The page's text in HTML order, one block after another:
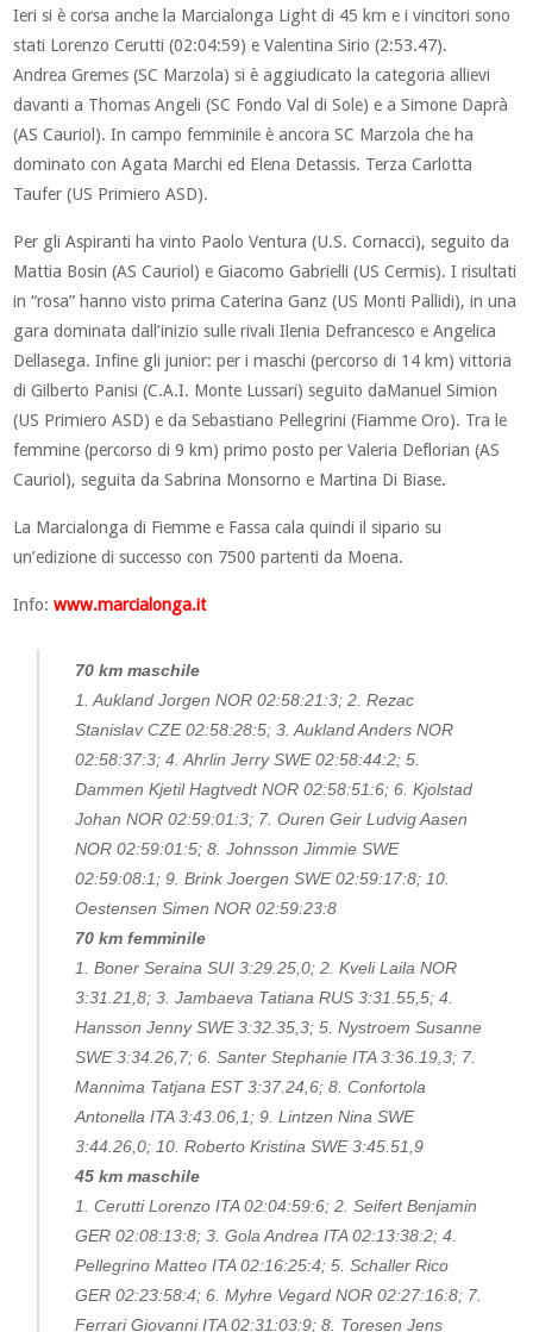
Ieri si è corsa anche la Marcialonga Light di 45 km e i vincitori sono
stati Lorenzo Cerutti (02:04:59) e Valentina Sirio (2:53.47).
Andrea Gremes (SC Marzola) si è aggiudicato la categoria allievi
davanti a Thomas Angeli (SC Fondo Val di Sole) e a Simone Daprà
(AS Cauriol). In campo femminile è ancora SC Marzola che ha
dominato con Agata Marchi ed Elena Detassis. Terza Carlotta
Taufer (US Primiero ASD).
Per gli Aspiranti ha vinto Paolo Ventura (U.S. Cornacci), seguito da
Mattia Bosin (AS Cauriol) e Giacomo Gabrielli (US Cermis). I risultati
in “rosa” hanno visto prima Caterina Ganz (US Monti Pallidi), in una
gara dominata dall’inizio sulle rivali Ilenia Defrancesco e Angelica
Dellasega. Infine gli junior: per i maschi (percorso di 14 km) vittoria
di Gilberto Panisi (C.A.I. Monte Lussari) seguito daManuel Simion
(US Primiero ASD) e da Sebastiano Pellegrini (Fiamme Oro). Tra le
femmine (percorso di 9 km) primo posto per Valeria Deflorian (AS
Cauriol), seguita da Sabrina Monsorno e Martina Di Biase.
La Marcialonga di Fiemme e Fassa cala quindi il sipario su
un’edizione di successo con 7500 partenti da Moena.
Info:www.marcialonga.it
70 km maschile
1. Aukland Jorgen NOR 02:58:21:3; 2. Rezac
Stanislav CZE 02:58:28:5; 3. Aukland Anders NOR
02:58:37:3; 4. Ahrlin Jerry SWE 02:58:44:2; 5.
Dammen Kjetil Hagtvedt NOR 02:58:51:6; 6. Kjolstad
Johan NOR 02:59:01:3; 7. Ouren Geir Ludvig Aasen
NOR 02:59:01:5; 8. Johnsson Jimmie SWE
02:59:08:1; 9. Brink Joergen SWE 02:59:17:8; 10.
Oestensen Simen NOR 02:59:23:8
70 km femminile
1. Boner Seraina SUI 3:29.25,0; 2. Kveli Laila NOR
3:31.21,8; 3. Jambaeva Tatiana RUS 3:31.55,5; 4.
Hansson Jenny SWE 3:32.35,3; 5. Nystroem Susanne
SWE 3:34.26,7; 6. Santer Stephanie ITA 3:36.19,3; 7.
Mannima Tatjana EST 3:37.24,6; 8. Confortola
Antonella ITA 3:43.06,1; 9. Lintzen Nina SWE
3:44.26,0; 10. Roberto Kristina SWE 3:45.51,9
45 km maschile
1. Cerutti Lorenzo ITA 02:04:59:6; 2. Seifert Benjamin
GER 02:08:13:8; 3. Gola Andrea ITA 02:13:38:2; 4.
Pellegrino Matteo ITA 02:16:25:4; 5. Schaller Rico
GER 02:23:58:4; 6. Myhre Vegard NOR 02:27:16:8; 7.
Ferrari Giovanni ITA 02:31:03:9; 8. Toresen Jens